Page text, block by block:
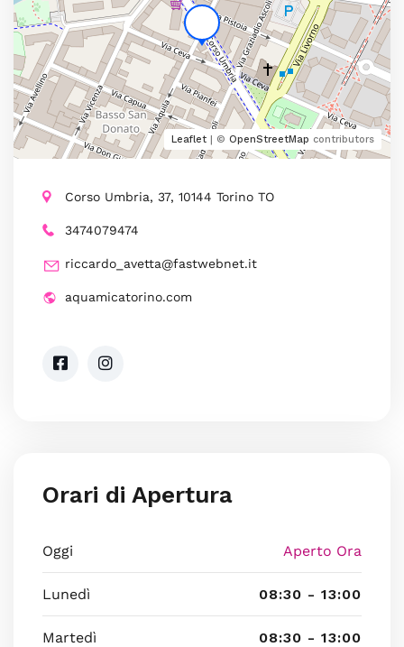
Leaflet | © OpenStreetMap contributors
Corso Umbria, 37, 10144 Torino TO
3474079474
riccardo_avetta@fastwebnet.it
aquamicatorino.com
Orari di Apertura
Oggi Aperto Ora
Lunedì 08:30 - 13:00
Martedì 08:30 - 13:00